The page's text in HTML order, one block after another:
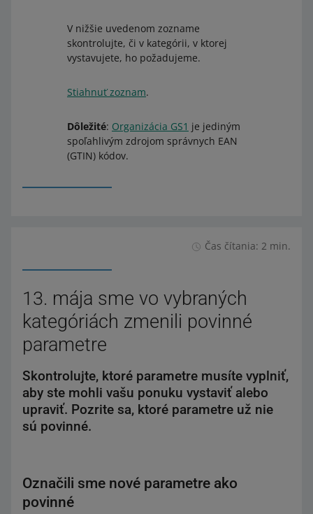
V nižšie uvedenom zozname
skontrolujte, či v kategórii, v ktorej
vystavujete, ho požadujeme.
Stiahnuť zoznam.
Dôležité: Organizácia GS1 je jediným
spoľahlivým zdrojom správnych EAN
(GTIN) kódov.
Čas čítania: 2 min.
13. mája sme vo vybraných
kategóriách zmenili povinné
parametre
Skontrolujte, ktoré parametre musíte vyplniť,
aby ste mohli vašu ponuku vystaviť alebo
upraviť. Pozrite sa, ktoré parametre už nie
sú povinné.
Označili sme nové parametre ako
povinné